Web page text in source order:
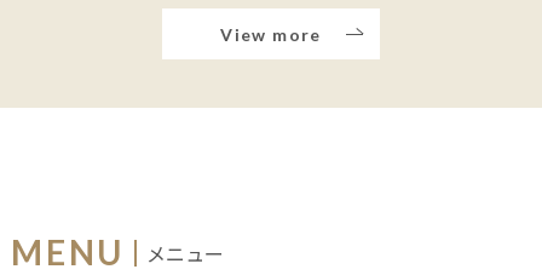
View more
MENU メニュー